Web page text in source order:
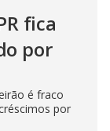
fica
por
é fraco
por